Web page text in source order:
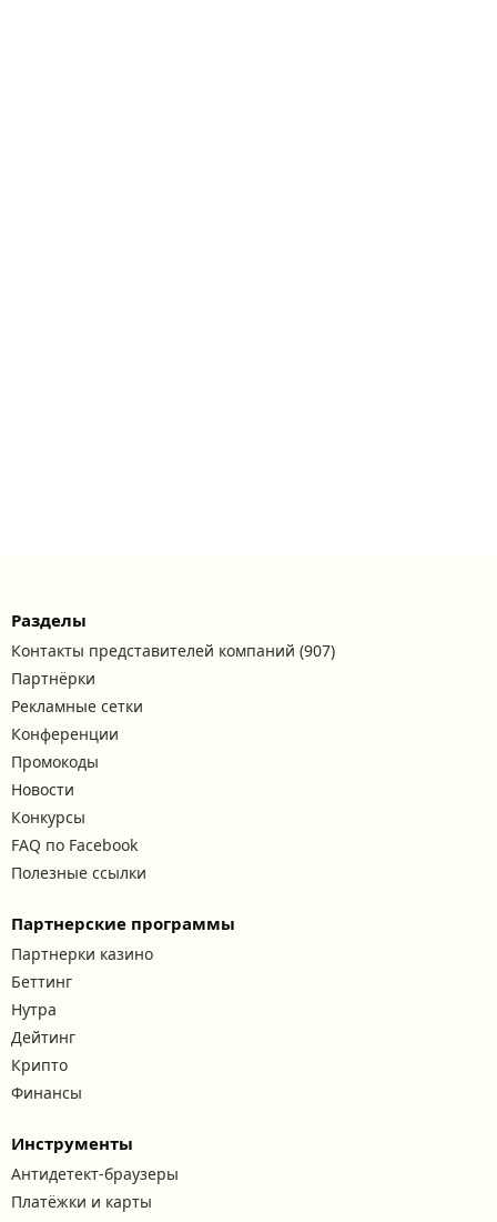
Разделы
Контакты представителей компаний (907)
Партнёрки
Рекламные сетки
Конференции
Промокоды
Новости
Конкурсы
FAQ по Facebook
Полезные ссылки
Партнерские программы
Партнерки казино
Беттинг
Нутра
Дейтинг
Крипто
Финансы
Инструменты
Антидетект-браузеры
Платёжки и карты